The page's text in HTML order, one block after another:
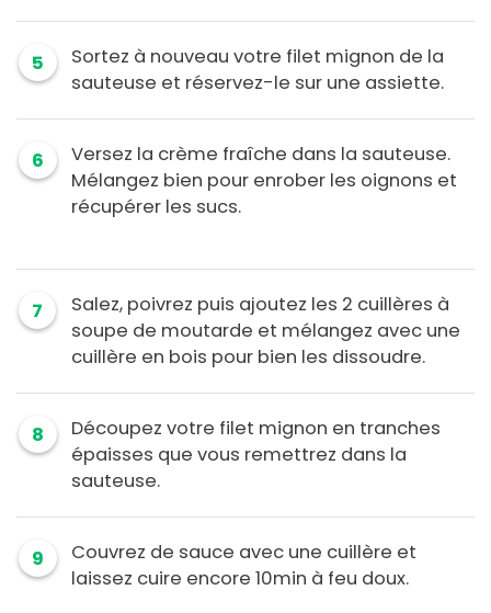
5
Sortez à nouveau votre filet mignon de la
sauteuse et réservez-le sur une assiette.
6
Versez la crème fraîche dans la sauteuse.
Mélangez bien pour enrober les oignons et
récupérer les sucs.
7
Salez, poivrez puis ajoutez les 2 cuillères à
soupe de moutarde et mélangez avec une
cuillère en bois pour bien les dissoudre.
8
Découpez votre filet mignon en tranches
épaisses que vous remettrez dans la
sauteuse.
9
Couvrez de sauce avec une cuillère et
laissez cuire encore 10min à feu doux.